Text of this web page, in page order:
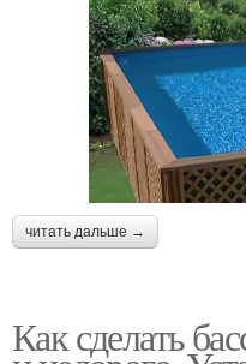
читать дальше →
Как сделать